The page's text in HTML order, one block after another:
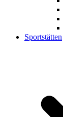
Sportstätten